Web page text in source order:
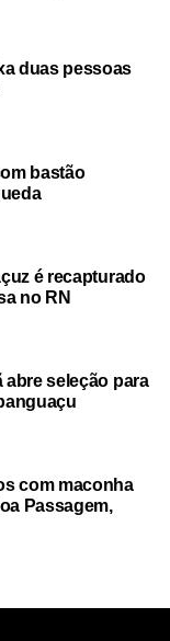
duas pessoas
bastão
é recapturado
no RN
abre seleção para
com maconha
Passagem,